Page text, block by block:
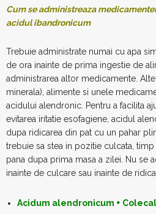
Cum se administreaza
acidul ibandronicum
Trebuie administrate numai cu apa
de ora inainte de prima ingestie de
administrarea altor medicamente.
minerala), alimente si unele
acidului alendronic. Pentru a facilita
evitarea iritatie esofagiene, acidul
dupa ridicarea din pat cu un pahar
trebuie sa stea in pozitie culcata,
pana dupa prima masa a zilei. Nu se
inainte de culcare sau inainte de
Acidum alendronicum +